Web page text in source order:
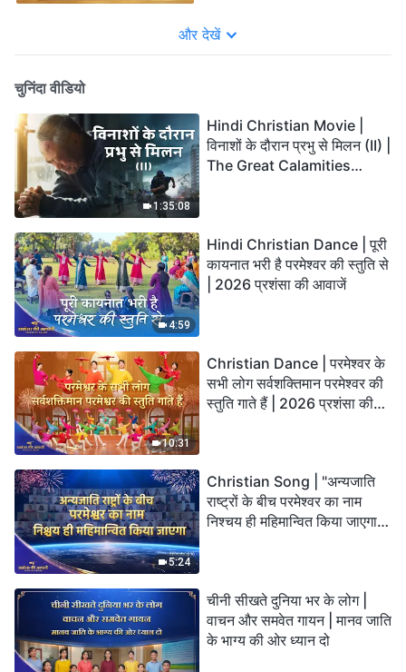
और देखें
चुनिंदा वीडियो
1:35:08
Hindi Christian Movie |
विनाशों के दौरान प्रभु से मिलन (II) |
The Great Calamities
4:59
Hindi Christian Dance | पूरी
कायनात भरी है परमेश्वर की स्तुति से
| 2026 प्रशंसा की आवाजें
10:31
Christian Dance | परमेश्वर के
सभी लोग सर्वशक्तिमान परमेश्वर की
स्तुति गाते हैं | 2026 प्रशंसा की
5:24
Christian Song | "अन्यजाति
राष्ट्रों के बीच परमेश्वर का नाम
निश्चय ही महिमान्वित किया जाएगा" |
चीनी सीखते दुनिया भर के लोग |
वाचन और समवेत गायन | मानव जाति
के भाग्य की ओर ध्यान दो